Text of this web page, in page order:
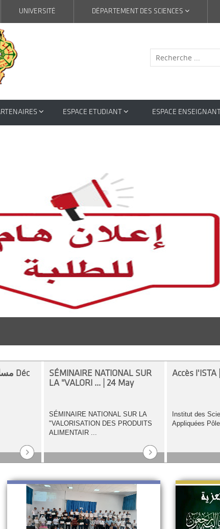
DÉPARTEMENT DES SCIENCES
UNIVERSITÉ
ESPACE ETUDIANT ESPACE ENSEIGNANT
مسابقة صورة 2023 | 06 Déc
SÉMINAIRE NATIONAL SUR
LA "VALORI ... | 24 May
SÉMINAIRE NATIONAL SUR LA
"VALORISATION DES PRODUITS
ALIMENTAIR ...
Accès l'ISTA
Institut des
Appliquées